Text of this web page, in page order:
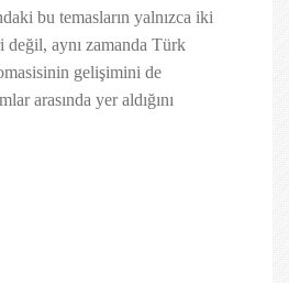
bu temasların yalnızca iki
değil, aynı zamanda Türk
gelişimini de
arasında yer aldığını